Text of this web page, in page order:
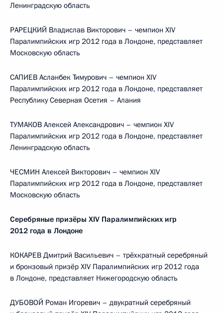
Ленинградскую область
РАРЕЦКИЙ Владислав Викторович – чемпион XIV
Паралимпийских игр 2012 года в Лондоне, представляет
Московскую область
САПИЕВ Асланбек Тимурович – чемпион XIV
Паралимпийских игр 2012 года в Лондоне, представляет
Республику Северная Осетия – Алания
ТУМАКОВ Алексей Александрович – чемпион XIV
Паралимпийских игр 2012 года в Лондоне, представляет
Ленинградскую область
ЧЕСМИН Алексей Викторович – чемпион XIV
Паралимпийских игр 2012 года в Лондоне, представляет
Московскую область
Серебряные призёры XIV Паралимпийских игр
2012 года в Лондоне
КОКАРЕВ Дмитрий Васильевич – трёхкратный серебряный
и бронзовый призёр XIV Паралимпийских игр 2012 года
в Лондоне, представляет Нижегородскую область
ДУБОВОЙ Роман Игоревич – двукратный серебряный